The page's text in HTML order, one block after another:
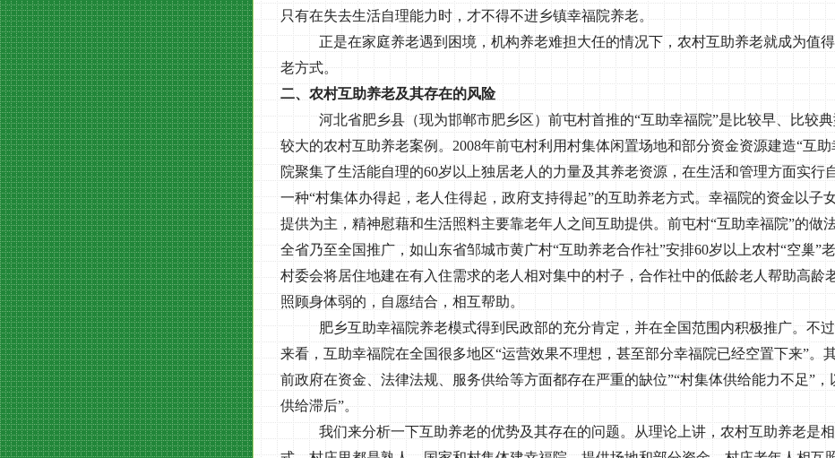
只有在失去生活自理能力时，才不得不进乡镇幸福院养老。
正是在家庭养老遇到困境，机构养老难担大任的情况下，农村互助养老就成为值
老方式。
二、农村互助养老及其存在的风险
河北省肥乡县（现为邯郸市肥乡区）前屯村首推的“互助幸福院”是比较早、比较
较大的农村互助养老案例。2008年前屯村利用村集体闲置场地和部分资金资源建造“互助
院聚集了生活能自理的60岁以上独居老人的力量及其养老资源，在生活和管理方面实行
一种“村集体办得起，老人住得起，政府支持得起”的互助养老方式。幸福院的资金以子
提供为主，精神慰藉和生活照料主要靠老年人之间互助提供。前屯村“互助幸福院”的做
全省乃至全国推广，如山东省邹城市黄广村“互助养老合作社”安排60岁以上农村“空巢”
村委会将居住地建在有入住需求的老人相对集中的村子，合作社中的低龄老人帮助高龄
照顾身体弱的，自愿结合，相互帮助。
肥乡互助幸福院养老模式得到民政部的充分肯定，并在全国范围内积极推广。不
来看，互助幸福院在全国很多地区“运营效果不理想，甚至部分幸福院已经空置下来”。
前政府在资金、法律法规、服务供给等方面都存在严重的缺位”“村集体供给能力不足”，
供给滞后”。
我们来分析一下互助养老的优势及其存在的问题。从理论上讲，农村互助养老是